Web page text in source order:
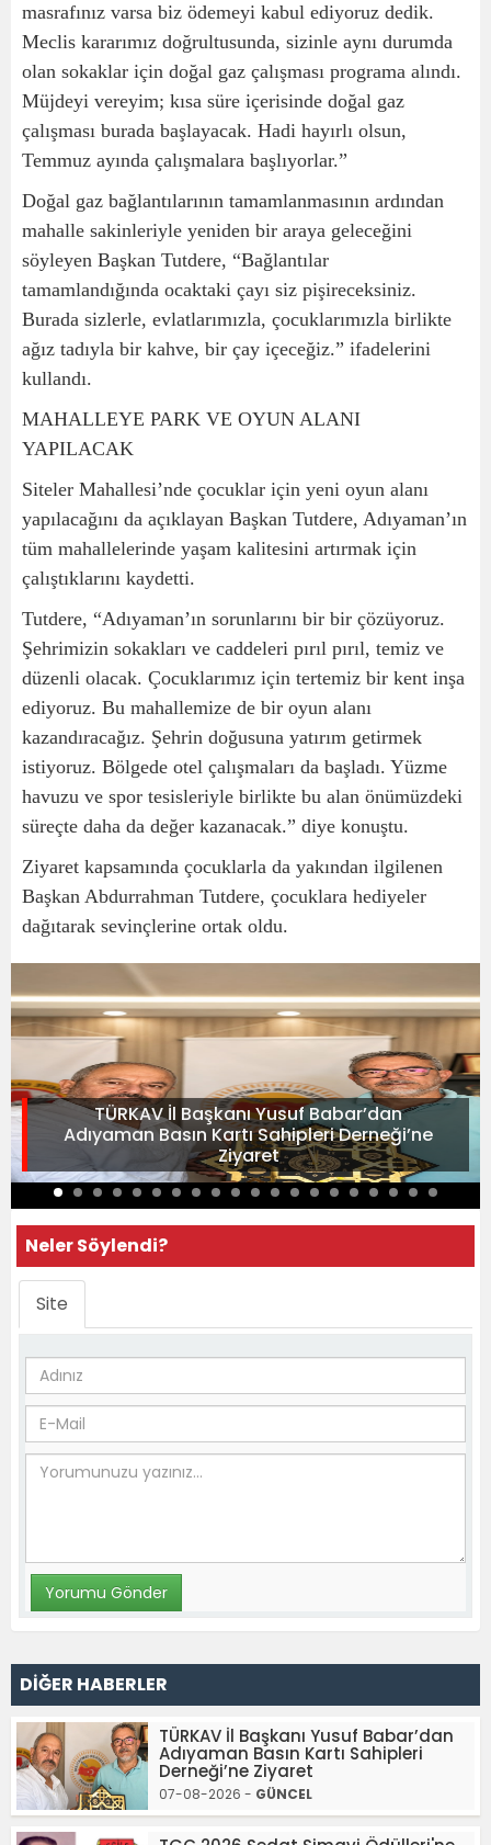
masrafınız varsa biz ödemeyi kabul ediyoruz dedik.
Meclis kararımız doğrultusunda, sizinle aynı durumda
olan sokaklar için doğal gaz çalışması programa alındı.
Müjdeyi vereyim; kısa süre içerisinde doğal gaz
çalışması burada başlayacak. Hadi hayırlı olsun,
Temmuz ayında çalışmalara başlıyorlar.”
Doğal gaz bağlantılarının tamamlanmasının ardından
mahalle sakinleriyle yeniden bir araya geleceğini
söyleyen Başkan Tutdere, “Bağlantılar
tamamlandığında ocaktaki çayı siz pişireceksiniz.
Burada sizlerle, evlatlarımızla, çocuklarımızla birlikte
ağız tadıyla bir kahve, bir çay içeceğiz.” ifadelerini
kullandı.
MAHALLEYE PARK VE OYUN ALANI
YAPILACAK
Siteler Mahallesi’nde çocuklar için yeni oyun alanı
yapılacağını da açıklayan Başkan Tutdere, Adıyaman’ın
tüm mahallelerinde yaşam kalitesini artırmak için
çalıştıklarını kaydetti.
Tutdere, “Adıyaman’ın sorunlarını bir bir çözüyoruz.
Şehrimizin sokakları ve caddeleri pırıl pırıl, temiz ve
düzenli olacak. Çocuklarımız için tertemiz bir kent inşa
ediyoruz. Bu mahallemize de bir oyun alanı
kazandıracağız. Şehrin doğusuna yatırım getirmek
istiyoruz. Bölgede otel çalışmaları da başladı. Yüzme
havuzu ve spor tesisleriyle birlikte bu alan önümüzdeki
süreçte daha da değer kazanacak.” diye konuştu.
Ziyaret kapsamında çocuklarla da yakından ilgilenen
Başkan Abdurrahman Tutdere, çocuklara hediyeler
dağıtarak sevinçlerine ortak oldu.
TÜRKAV İl Başkanı Yusuf Babar’dan
Adıyaman Basın Kartı Sahipleri Derneği’ne
Ziyaret
Neler Söylendi?
Site
DİĞER HABERLER
TÜRKAV İl Başkanı Yusuf Babar’dan
Adıyaman Basın Kartı Sahipleri
Derneği’ne Ziyaret
07-08-2026 - GÜNCEL